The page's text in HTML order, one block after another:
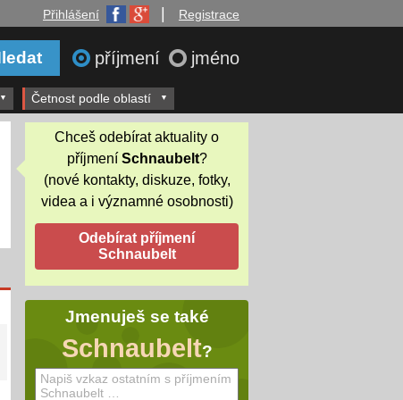
Přihlášení Registrace
příjmení jméno
Četnost podle oblastí
Chceš odebírat aktuality o
příjmení Schnaubelt?
(nové kontakty, diskuze, fotky,
videa a i významné osobnosti)
Jmenuješ se také
Schnaubelt?